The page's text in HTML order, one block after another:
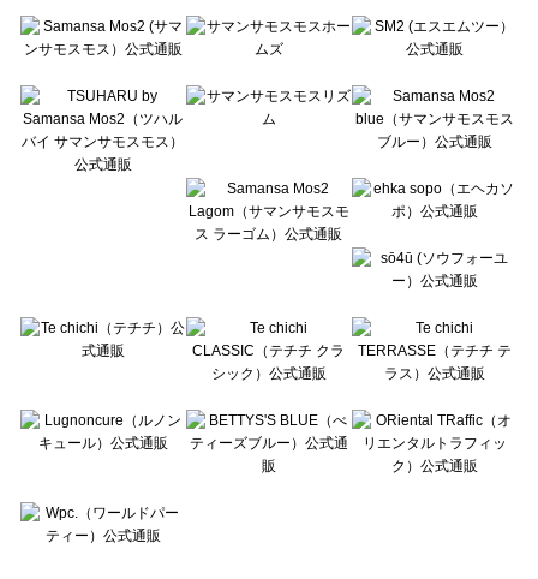
Te chichi（テチチ）のアウター一覧
Te chichi CLASSIC（テチチ クラシック）のアウター一覧
Lugnoncure（ルノンキュール）のアウター一覧
BETTY'S BLUE（べティーズブルー）のアウター一覧
Wpc.（ワールドパーティー）のアウター一覧